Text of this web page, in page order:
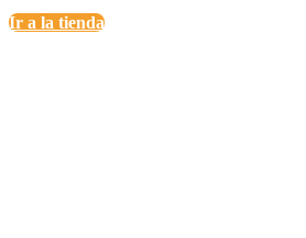
Ir a la tienda